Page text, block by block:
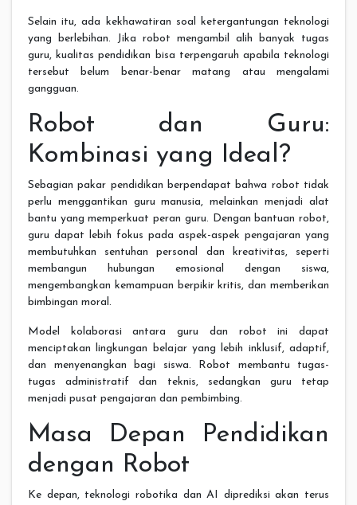
Selain itu, ada kekhawatiran soal ketergantungan teknologi
yang berlebihan. Jika robot mengambil alih banyak tugas
guru, kualitas pendidikan bisa terpengaruh apabila teknologi
tersebut belum benar-benar matang atau mengalami
gangguan.
Robot dan Guru:
Kombinasi yang Ideal?
Sebagian pakar pendidikan berpendapat bahwa robot tidak
perlu menggantikan guru manusia, melainkan menjadi alat
bantu yang memperkuat peran guru. Dengan bantuan robot,
guru dapat lebih fokus pada aspek-aspek pengajaran yang
membutuhkan sentuhan personal dan kreativitas, seperti
membangun hubungan emosional dengan siswa,
mengembangkan kemampuan berpikir kritis, dan memberikan
bimbingan moral.
Model kolaborasi antara guru dan robot ini dapat
menciptakan lingkungan belajar yang lebih inklusif, adaptif,
dan menyenangkan bagi siswa. Robot membantu tugas-
tugas administratif dan teknis, sedangkan guru tetap
menjadi pusat pengajaran dan pembimbing.
Masa Depan Pendidikan
dengan Robot
Ke depan, teknologi robotika dan AI diprediksi akan terus